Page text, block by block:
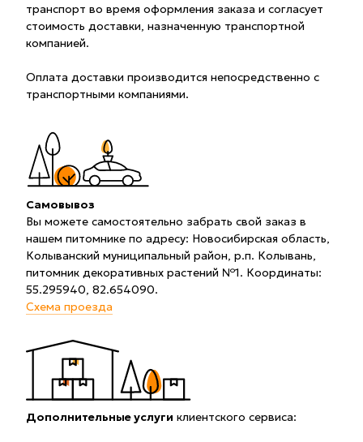
транспорт во время оформления заказа и согласует
стоимость доставки, назначенную транспортной
компанией.
Оплата доставки производится непосредственно с
транспортными компаниями.
Самовывоз
Вы можете самостоятельно забрать свой заказ в
нашем питомнике по адресу: Новосибирская область,
Колыванский муниципальный район, р.п. Колывань,
питомник декоративных растений №1. Координаты:
55.295940, 82.654090.
Схема проезда
Дополнительные услуги клиентского сервиса: